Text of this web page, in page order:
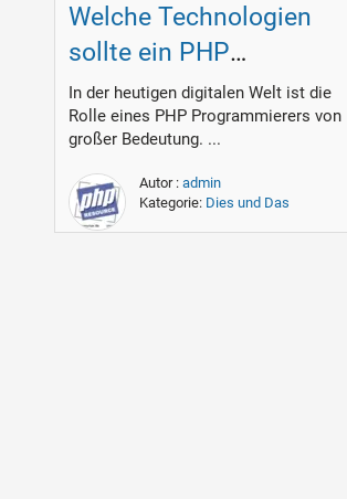
Welche Technologien
sollte ein PHP
Programmierer
beherrschen?
In der heutigen digitalen Welt ist die
Rolle eines PHP Programmierers von
großer Bedeutung. ...
Autor : admin
Kategorie: Dies und Das